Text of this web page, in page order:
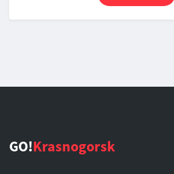
GO!Krasnogorsk